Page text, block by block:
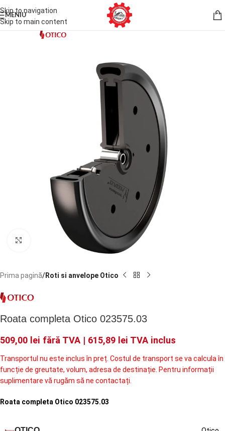
Skip to navigation
Skip to main content
MENIU
Faceți click pentru a mări
Prima pagină Roti si anvelope Otico
Roata completa Otico 023575.03
509,00 lei fără TVA | 615,89 lei TVA inclus
Transportul nu este inclus în preț. Costul de transport se va calcula în
funcție de greutate, volum, adresa de destinație. Pentru informații
suplimentare vă rugăm să ne contactați.
Roata completa Otico 023575.03